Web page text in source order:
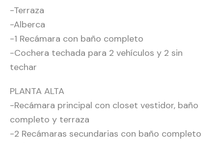
-Terraza
-Alberca
-1 Recámara con baño completo
-Cochera techada para 2 vehículos y 2 sin
techar
PLANTA ALTA
-Recámara principal con closet vestidor, baño
completo y terraza
-2 Recámaras secundarias con baño completo